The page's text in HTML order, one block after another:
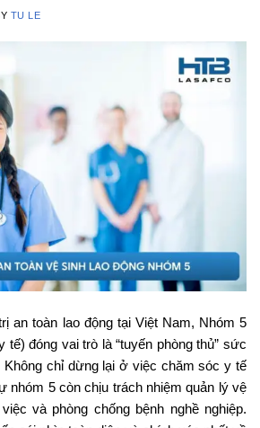
TU LE
an toàn lao động tại Việt Nam, Nhóm 5
đóng vai trò là “tuyến phòng thủ” sức
Không chỉ dừng lại ở việc chăm sóc y tế
nhóm 5 còn chịu trách nhiệm quản lý vệ
và phòng chống bệnh nghề nghiệp.